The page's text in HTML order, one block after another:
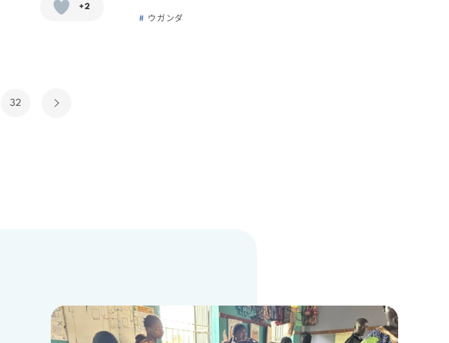
+2
ウガンダ
32